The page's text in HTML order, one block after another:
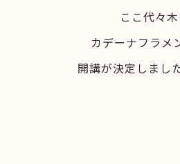
ここ代々
カデーナフラメ
開講が決定しまし